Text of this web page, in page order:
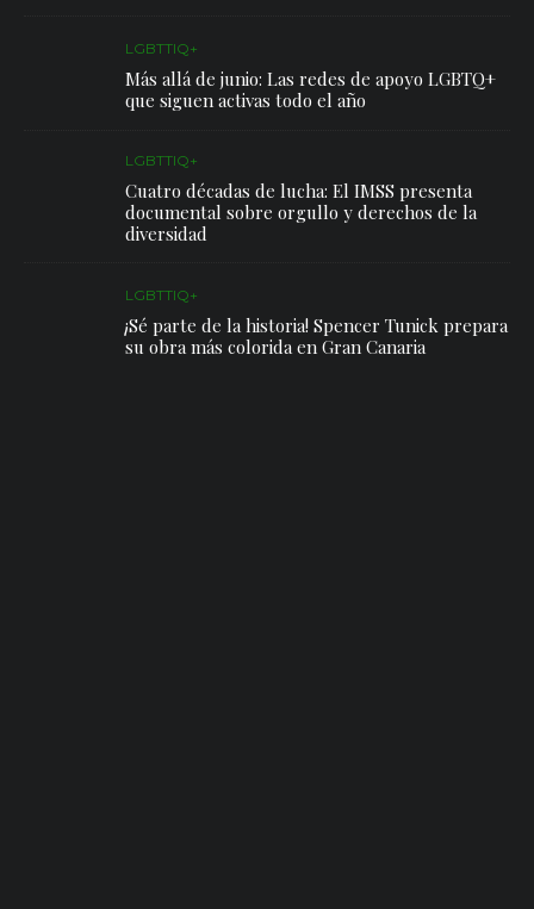
LGBTTIQ+
Más allá de junio: Las redes de apoyo LGBTQ+
que siguen activas todo el año
LGBTTIQ+
Cuatro décadas de lucha: El IMSS presenta
documental sobre orgullo y derechos de la
diversidad
LGBTTIQ+
¡Sé parte de la historia! Spencer Tunick prepara
su obra más colorida en Gran Canaria